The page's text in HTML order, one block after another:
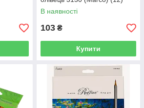
В наявності
103 ₴
Купити